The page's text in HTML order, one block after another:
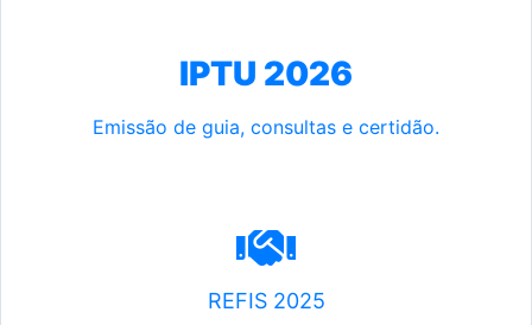
IPTU 2026
Emissão de guia, consultas e certidão.
REFIS 2025